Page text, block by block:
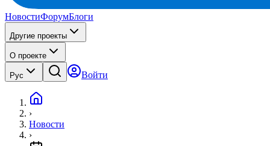
НовостиФорумБлоги
Другие проекты
О проекте
Рус Войти
›
Новости
›